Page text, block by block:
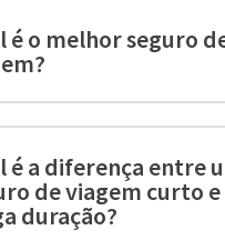
é o melhor seguro
é a diferença entre
de viagem curto
duração?